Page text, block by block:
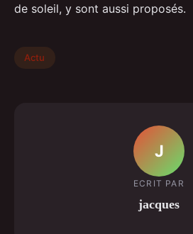
de soleil, y sont aussi proposés.
Actu
J
ECRIT PAR
jacques